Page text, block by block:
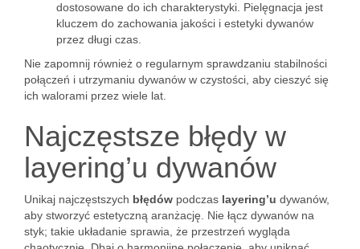
dostosowane do ich charakterystyki. Pielęgnacja jest
kluczem do zachowania jakości i estetyki dywanów
przez długi czas.
Nie zapomnij również o regularnym sprawdzaniu stabilności
połączeń i utrzymaniu dywanów w czystości, aby cieszyć się
ich walorami przez wiele lat.
Najczęstsze błędy w
layering’u dywanów
Unikaj najczęstszych błędów podczas layering’u dywanów,
aby stworzyć estetyczną aranżację. Nie łącz dywanów na
styk; takie układanie sprawia, że przestrzeń wygląda